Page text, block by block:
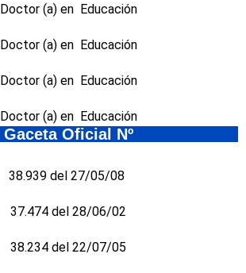
Doctor (a) en Educación
Doctor (a) en Educación
Doctor (a) en Educación
Doctor (a) en Educación
Gaceta Oficial Nº
38.939 del 27/05/08
37.474 del 28/06/02
38.234 del 22/07/05